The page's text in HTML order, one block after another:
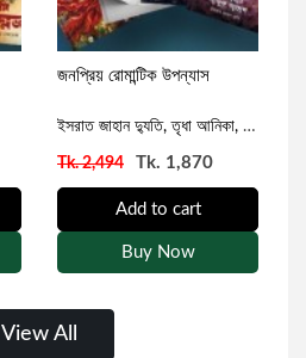
জনপ্রিয় রোমান্টিক উপন্যাস
ইসরাত জাহান দ্যুতি,তৃধা আনিকা, ফারহানা
Tk. 2,494 Tk. 1,870
Add to cart
Buy Now
View All